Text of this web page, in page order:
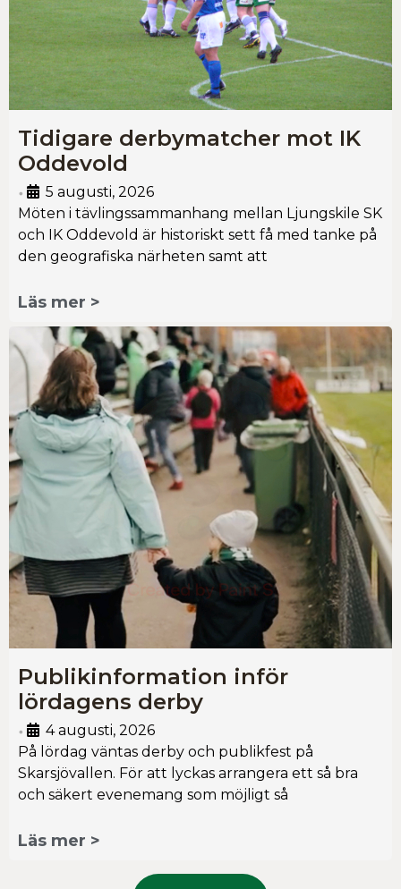
Tidigare derbymatcher mot IK
Oddevold
•
5 augusti, 2026
Möten i tävlingssammanhang mellan Ljungskile SK
och IK Oddevold är historiskt sett få med tanke på
den geografiska närheten samt att
Läs mer >
Publikinformation inför
lördagens derby
•
4 augusti, 2026
På lördag väntas derby och publikfest på
Skarsjövallen. För att lyckas arrangera ett så bra
och säkert evenemang som möjligt så
Läs mer >